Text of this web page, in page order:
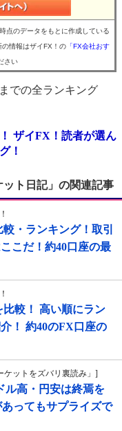
点のデータをもとに作成している
情報はザイFX！の 「FX会社おす
さい
での全ランキング
ザイFX！読者が選ん
！
ト日記」の関連記事
・ランキング！取引
こだ！約40口座の最
較！ 高い順にラン
！ 約40のFX口座の
ケットをズバリ裏読み」]
ル高・円安は終焉を
ってもサプライズで